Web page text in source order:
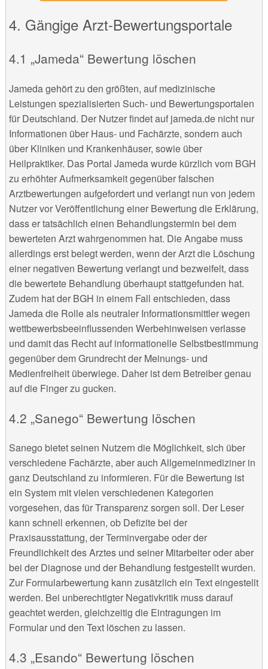
Gängige Arzt-Bewertungsportale
„Jameda“ Bewertung löschen
Jameda gehört zu den größten, auf medizinische
Leistungen spezialisierten Such- und Bewertungsportalen
für Deutschland. Der Nutzer findet auf jameda.de nicht nur
Informationen über Haus- und Fachärzte, sondern auch
über Kliniken und Krankenhäuser, sowie über
Heilpraktiker. Das Portal Jameda wurde kürzlich vom BGH
zu erhöhter Aufmerksamkeit gegenüber falschen
Arztbewertungen aufgefordert und verlangt nun von jedem
Nutzer vor Veröffentlichung einer Bewertung die Erklärung,
dass er tatsächlich einen Behandlungstermin bei dem
bewerteten Arzt wahrgenommen hat. Die Angabe muss
allerdings erst belegt werden, wenn der Arzt die Löschung
einer negativen Bewertung verlangt und bezweifelt, dass
die bewertete Behandlung überhaupt stattgefunden hat.
Zudem hat der BGH in einem Fall entschieden, dass
Jameda die Rolle als neutraler Informationsmittler wegen
wettbewerbsbeeinflussenden Werbehinweisen verlasse
und damit das Recht auf informationelle Selbstbestimmung
gegenüber dem Grundrecht der Meinungs- und
Medienfreiheit überwiege. Daher ist dem Betreiber genau
auf die Finger zu gucken.
„Sanego“ Bewertung löschen
Sanego bietet seinen Nutzern die Möglichkeit, sich über
verschiedene Fachärzte, aber auch Allgemeinmediziner in
ganz Deutschland zu informieren. Für die Bewertung ist
ein System mit vielen verschiedenen Kategorien
vorgesehen, das für Transparenz sorgen soll. Der Leser
kann schnell erkennen, ob Defizite bei der
Praxisausstattung, der Terminvergabe oder der
Freundlichkeit des Arztes und seiner Mitarbeiter oder aber
bei der Diagnose und der Behandlung festgestellt wurden.
Zur Formularbewertung kann zusätzlich ein Text eingestellt
werden. Bei unberechtigter Negativkritik muss darauf
geachtet werden, gleichzeitig die Eintragungen im
Formular und den Text löschen zu lassen.
„Esando“ Bewertung löschen